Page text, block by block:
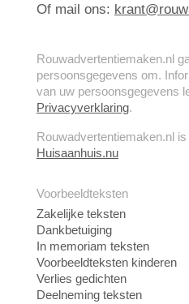
Of mail ons:
Rouwadvertentiemaken.nl
persoonsgegevens om.
van uw persoonsgegevens
Privacyverklaring.
Rouwadvertentiemaken.nl
Huisaanhuis.nu
Voorbeeldteksten
Zakelijke teksten
Dankbetuiging
In memoriam teksten
Voorbeeldteksten kinderen
Verlies gedichten
Deelneming teksten